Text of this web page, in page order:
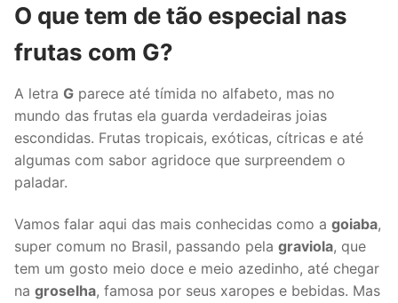
O que tem de tão especial nas
frutas com G?
A letra G parece até tímida no alfabeto, mas no
mundo das frutas ela guarda verdadeiras joias
escondidas. Frutas tropicais, exóticas, cítricas e até
algumas com sabor agridoce que surpreendem o
paladar.
Vamos falar aqui das mais conhecidas como a goiaba,
super comum no Brasil, passando pela graviola, que
tem um gosto meio doce e meio azedinho, até chegar
na groselha, famosa por seus xaropes e bebidas. Mas